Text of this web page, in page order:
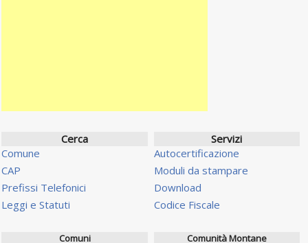
Cerca
Comune
CAP
Prefissi Telefonici
Leggi e Statuti
Servizi
Autocertificazione
Moduli da stampare
Download
Codice Fiscale
Comuni
Comunità Montane